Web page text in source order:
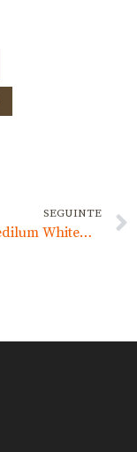
SEGUINTE
Paphiopedilum Whitemoore ‘Norriton’